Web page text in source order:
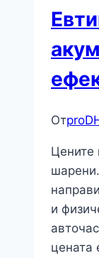
От
Цените
и
цената